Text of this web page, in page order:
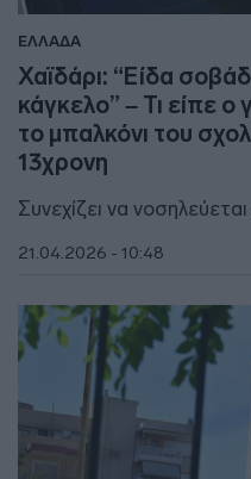
ΕΛΛΑΔΑ
Χαϊδάρι: “Είδα
κάγκελο” – Τι είπε ο
το μπαλκόνι του
13χρονη
Συνεχίζει να
21.04.2026 - 10:48